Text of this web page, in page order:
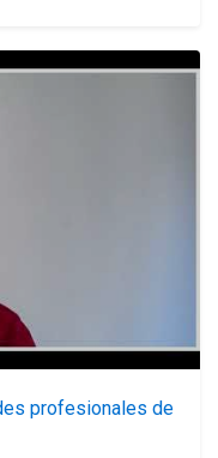
profesionales de